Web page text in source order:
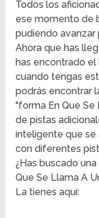
Todos los
ese momento de
pudiendo
Ahora que has
has encontrado
cuando tengas
podrás encontrar
"forma En Que Se
de pistas
inteligente que se
con diferentes
¿Has buscado
Que Se Llama A
La tienes aquí: